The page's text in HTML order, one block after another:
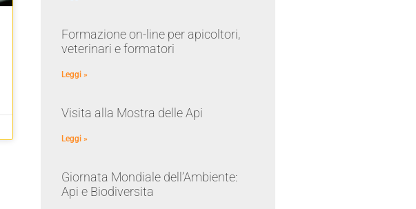
Formazione on-line per apicoltori,
veterinari e formatori
Leggi »
Visita alla Mostra delle Api
Leggi »
Giornata Mondiale dell’Ambiente:
Api e Biodiversita